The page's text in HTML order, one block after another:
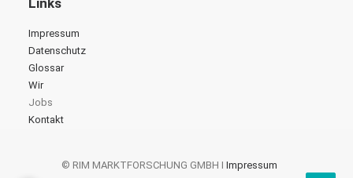
Links
Impressum
Datenschutz
Glossar
Wir
Jobs
Kontakt
© RIM MARKTFORSCHUNG GMBH I Impressum